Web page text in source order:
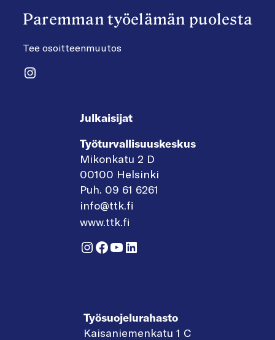
Paremman työelämän puolesta
Tee osoitteenmuutos
Instagram
Julkaisijat
Työturvallisuuskeskus
Mikonkatu 2 D
00100 Helsinki
Puh. 09 61 6261
info@ttk.fi
www.ttk.fi
Instagram
Facebook
YouTube
LinkedIn
Työsuojelurahasto
Kaisaniemenkatu 1 C